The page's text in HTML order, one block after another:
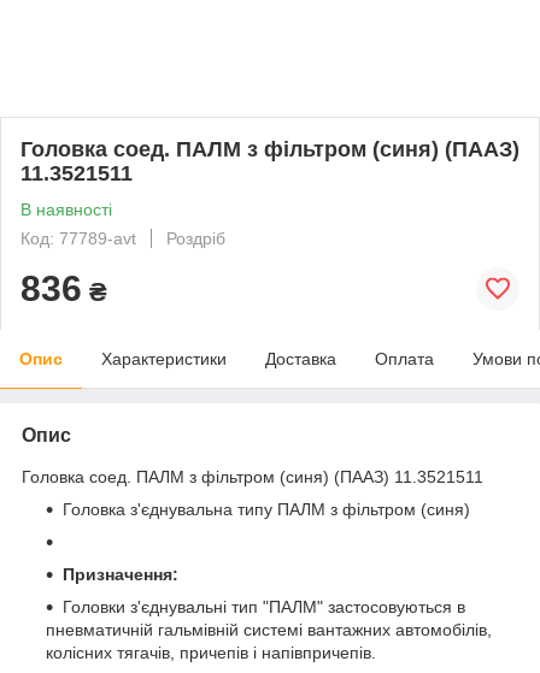
Головка соед. ПАЛМ з фільтром (синя) (ПААЗ)
11.3521511
В наявності
Код: 77789-avt
Роздріб
836 ₴
Опис Характеристики Доставка Оплата Умови
Опис
Головка соед. ПАЛМ з фільтром (синя) (ПААЗ) 11.3521511
Головка з'єднувальна типу ПАЛМ з фільтром (синя)
Призначення:
Головки з'єднувальні тип "ПАЛМ" застосовуються в
пневматичній гальмівній системі вантажних автомобілів,
колісних тягачів, причепів і напівпричепів.